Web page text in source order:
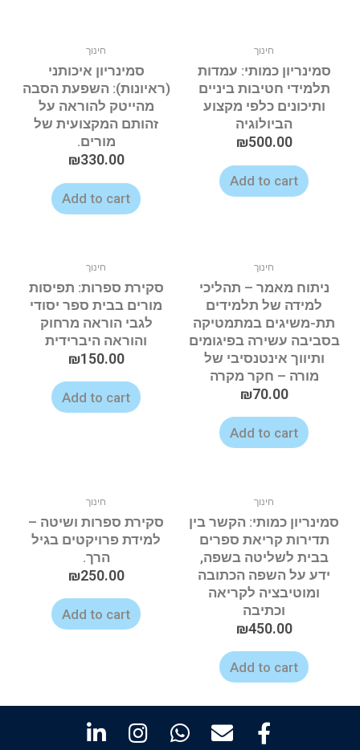
חינוך
סמינריון כמותי: עמדות
תלמידי חטיבות ביניים
ותיכונים כלפי מקצוע
הביולוגיה
₪500.00
Add to cart
חינוך
סמינריון איכותני
(ראיונות): השפעת הסבה
מהייטק להוראה על
זהותם המקצועית של
מורים.
₪330.00
Add to cart
חינוך
ניתוח מאמר – תהליכי
למידה של תלמידים
תת-משיגים במתמטיקה
בסביבה עשירה בפיגומים
ותיווך אינטנסיבי של
מורה – חקר מקרה
₪70.00
Add to cart
חינוך
סקירת ספרות: תפיסות
מורים בבית ספר יסודי
לגבי הוראה מרחוק
והוראה היברידית
₪150.00
Add to cart
חינוך
סמינריון כמותי: הקשר בין
תדירות קריאת ספרים
בבית לשליטה בשפה,
ידע על השפה הכתובה
ומוטיבציה לקריאה
וכתיבה
₪450.00
Add to cart
חינוך
סקירת ספרות ושיטה –
למידת פרויקטים בגיל
הרך.
₪250.00
Add to cart